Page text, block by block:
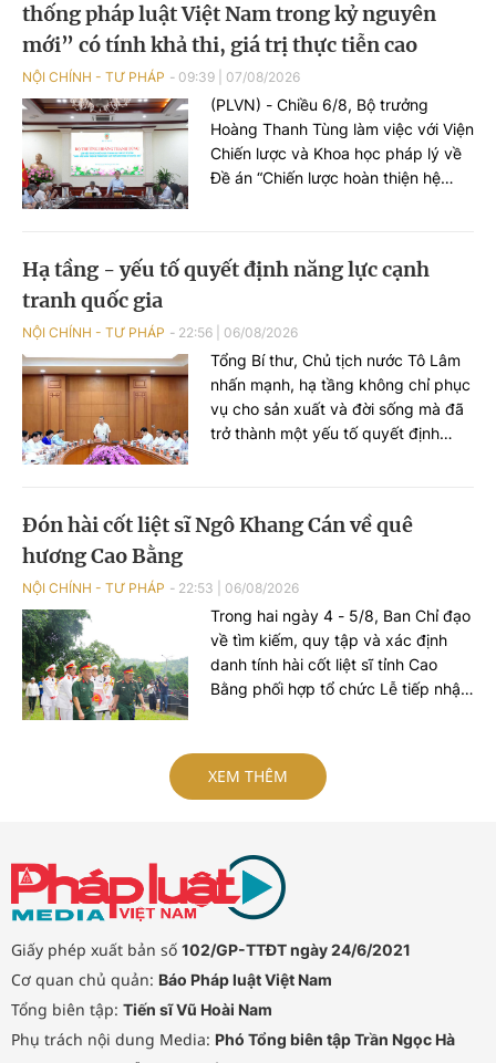
thống pháp luật Việt Nam trong kỷ nguyên
mới” có tính khả thi, giá trị thực tiễn cao
NỘI CHÍNH - TƯ PHÁP 09:39 07/08/2026
(PLVN) - Chiều 6/8, Bộ trưởng
Hoàng Thanh Tùng làm việc với Viện
Chiến lược và Khoa học pháp lý về
Đề án “Chiến lược hoàn thiện hệ
Hạ tầng - yếu tố quyết định năng lực cạnh
tranh quốc gia
NỘI CHÍNH - TƯ PHÁP 22:56 06/08/2026
Tổng Bí thư, Chủ tịch nước Tô Lâm
nhấn mạnh, hạ tầng không chỉ phục
vụ cho sản xuất và đời sống mà đã
trở thành một yếu tố quyết định
để phát triển năng lực sản xuất
Đón hài cốt liệt sĩ Ngô Khang Cán về quê
hương Cao Bằng
NỘI CHÍNH - TƯ PHÁP 22:53 06/08/2026
Trong hai ngày 4 - 5/8, Ban Chỉ đạo
về tìm kiếm, quy tập và xác định
danh tính hài cốt liệt sĩ tỉnh Cao
Bằng phối hợp tổ chức Lễ tiếp nhận
Lễ truy điệu và an táng tại Nghĩa
trang liệt sĩ Nguyên Bình, xã
XEM THÊM
Giấy phép xuất bản số 102/GP-TTĐT ngày 24/6/2021
Cơ quan chủ quản: Báo Pháp luật Việt Nam
Tổng biên tập: Tiến sĩ Vũ Hoài Nam
Phụ trách nội dung Media: Phó Tổng biên tập Trần Ngọc Hà